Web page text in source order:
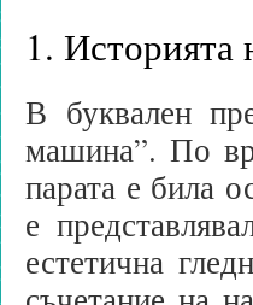
1. Историята
В буквален
машина”. По
парата е била
е
естетична